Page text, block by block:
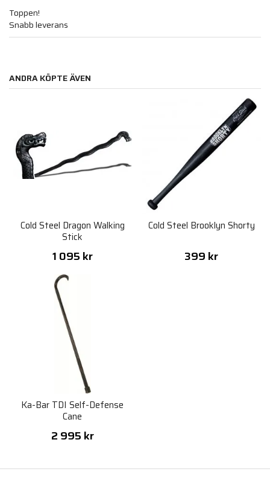
Toppen!
Snabb leverans
ANDRA KÖPTE ÄVEN
Cold Steel Dragon Walking
Stick
1 095 kr
Cold Steel Brooklyn Shorty
399 kr
Ka-Bar TDI Self-Defense
Cane
2 995 kr